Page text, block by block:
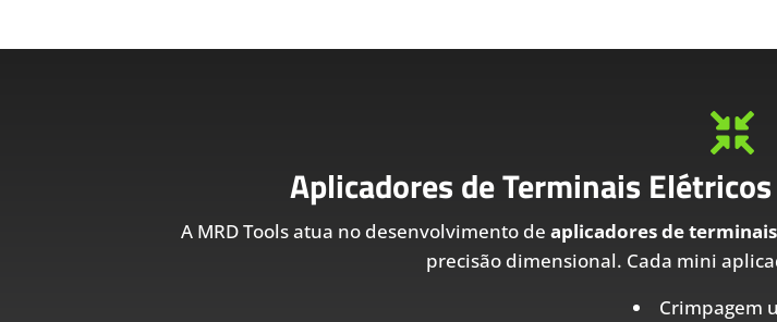

Aplicadores de Terminais
A MRD Tools atua no desenvolvimento de aplicadores de
precisão dimensional. Cada mini
Crimpagem